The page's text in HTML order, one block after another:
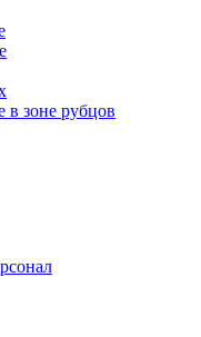
в зоне рубцов